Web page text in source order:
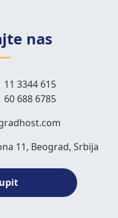
nas
11 3344 615
60 688 6785
11, Beograd, Srbija